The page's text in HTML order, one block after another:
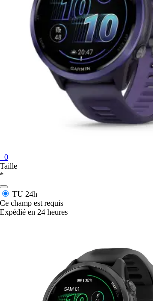
+0
Taille
*
TU 24h
Ce champ est requis
Expédié en 24 heures